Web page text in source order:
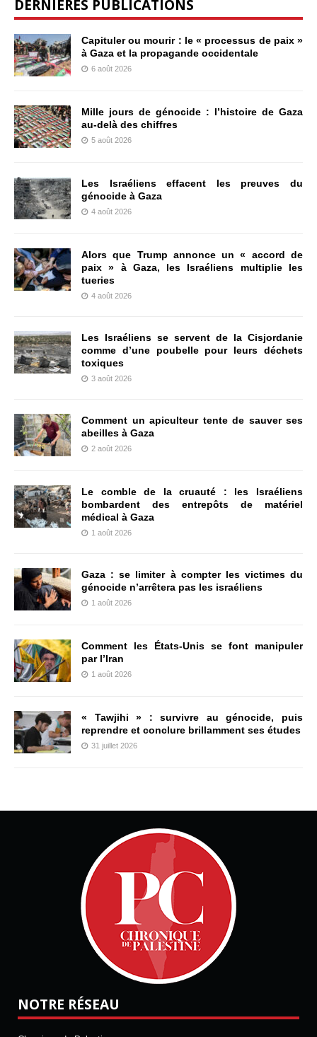
DERNIÈRES PUBLICATIONS
Capituler ou mourir : le « processus de paix »
à Gaza et la propagande occidentale
6 août 2026
Mille jours de génocide : l’histoire de Gaza
au-delà des chiffres
5 août 2026
Les Israéliens effacent les preuves du
génocide à Gaza
4 août 2026
Alors que Trump annonce un « accord de
paix » à Gaza, les Israéliens multiplie les
tueries
4 août 2026
Les Israéliens se servent de la Cisjordanie
comme d’une poubelle pour leurs déchets
toxiques
3 août 2026
Comment un apiculteur tente de sauver ses
abeilles à Gaza
2 août 2026
Le comble de la cruauté : les Israéliens
bombardent des entrepôts de matériel
médical à Gaza
1 août 2026
Gaza : se limiter à compter les victimes du
génocide n’arrêtera pas les israéliens
1 août 2026
Comment les États-Unis se font manipuler
par l’Iran
1 août 2026
« Tawjihi » : survivre au génocide, puis
reprendre et conclure brillamment ses études
31 juillet 2026
NOTRE RÉSEAU